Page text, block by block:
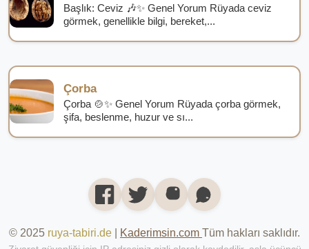
Başlık: Ceviz 🎶✨ Genel Yorum Rüyada ceviz
görmek, genellikle bilgi, bereket,...
Çorba
Çorba 🍲✨ Genel Yorum Rüyada çorba görmek,
şifa, beslenme, huzur ve sı...
© 2025 ruya-tabiri.de Kaderimsin.com Tüm hakları saklıdır.